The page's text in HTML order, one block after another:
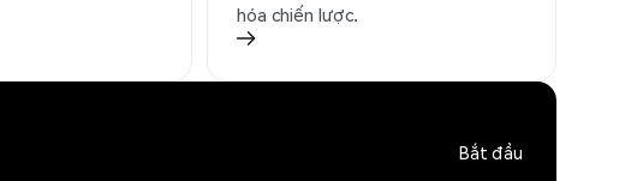
hóa chiến lược.
Bắt đầu